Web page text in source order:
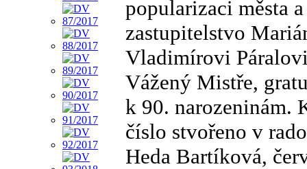
popularizaci města
zastupitelstvo
Vladimírovi
Vážený Mistře,
k 90. narozeninám.
číslo stvořeno v
Heda Bartíková,